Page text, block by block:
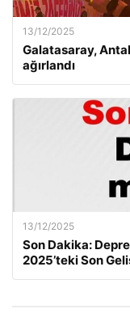
13/12/2025
Galatasaray,
ağırlandı
13/12/2025
Son Dakika:
2025’teki Son